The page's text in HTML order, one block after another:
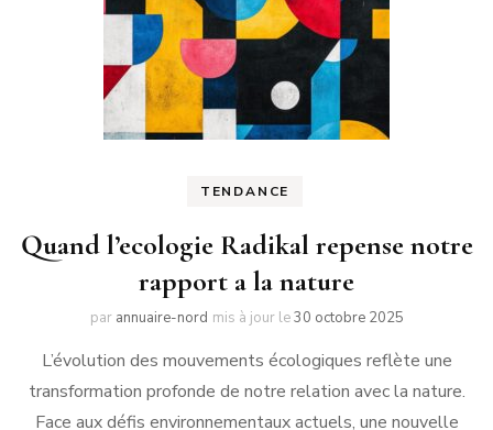
TENDANCE
Quand l’ecologie Radikal repense notre
rapport a la nature
par annuaire-nord mis à jour le30 octobre 2025
L’évolution des mouvements écologiques reflète une
transformation profonde de notre relation avec la nature.
Face aux défis environnementaux actuels, une nouvelle